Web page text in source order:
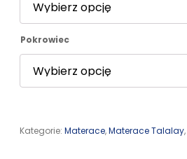
do
16971,00 zł
Pokrowiec
Kategorie: Materace,Materace Talalay,